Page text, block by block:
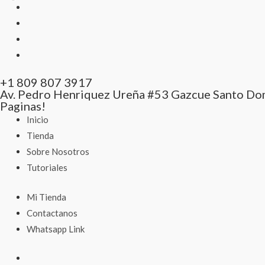
+1 809 807 3917
Av. Pedro Henriquez Ureña #53 Gazcue Santo
Paginas!
Inicio
Tienda
Sobre Nosotros
Tutoriales
Mi Tienda
Contactanos
Whatsapp Link